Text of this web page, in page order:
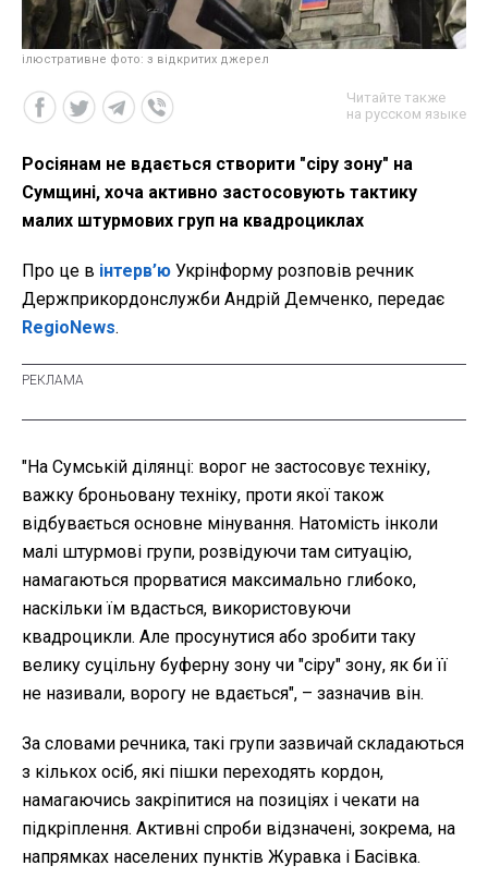
ілюстративне фото: з відкритих джерел
Читайте также
на русском языке
Росіянам не вдається створити "сіру зону" на
Сумщині, хоча активно застосовують тактику
малих штурмових груп на квадроциклах
Про це в інтерв’ю Укрінформу розповів речник
Держприкордонслужби Андрій Демченко, передає
RegioNews.
"На Сумській ділянці: ворог не застосовує техніку,
важку броньовану техніку, проти якої також
відбувається основне мінування. Натомість інколи
малі штурмові групи, розвідуючи там ситуацію,
намагаються прорватися максимально глибоко,
наскільки їм вдасться, використовуючи
квадроцикли. Але просунутися або зробити таку
велику суцільну буферну зону чи "сіру" зону, як би її
не називали, ворогу не вдається", – зазначив він.
За словами речника, такі групи зазвичай складаються
з кількох осіб, які пішки переходять кордон,
намагаючись закріпитися на позиціях і чекати на
підкріплення. Активні спроби відзначені, зокрема, на
напрямках населених пунктів Журавка і Басівка.